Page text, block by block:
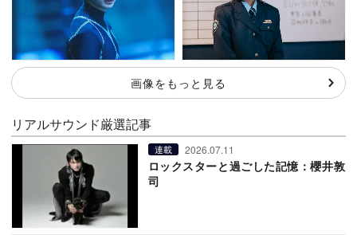
画像をもっと見る
リアルサウンド厳選記事
連載 2026.07.11
ロックスターと過ごした記憶：櫻井敦
司